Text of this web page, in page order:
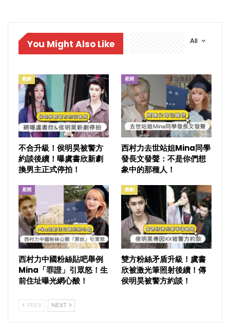
All
You Might Also Like
戲劇
不合升級！侯明昊被警方
約談後續！曝虞書欣新劇
換男主正式停拍！
星聞
西村力去世站姐Mina同學
發長文發聲：不是你們想
象中的那種人！
星聞
西村力中國粉絲貼吧舉例
Mina「罪證」引眾怒！生
前住址曝光網心酸！
戲劇
雙方粉絲矛盾升級！虞書
欣被激光筆照射後續！傳
侯明昊被警方約談！
PREV NEXT